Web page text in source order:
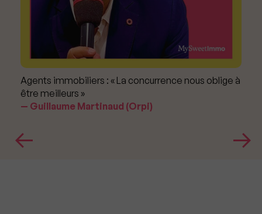
Agents immobiliers : « La concurrence nous oblige à
être meilleurs »
Guillaume Martinaud (Orpi)